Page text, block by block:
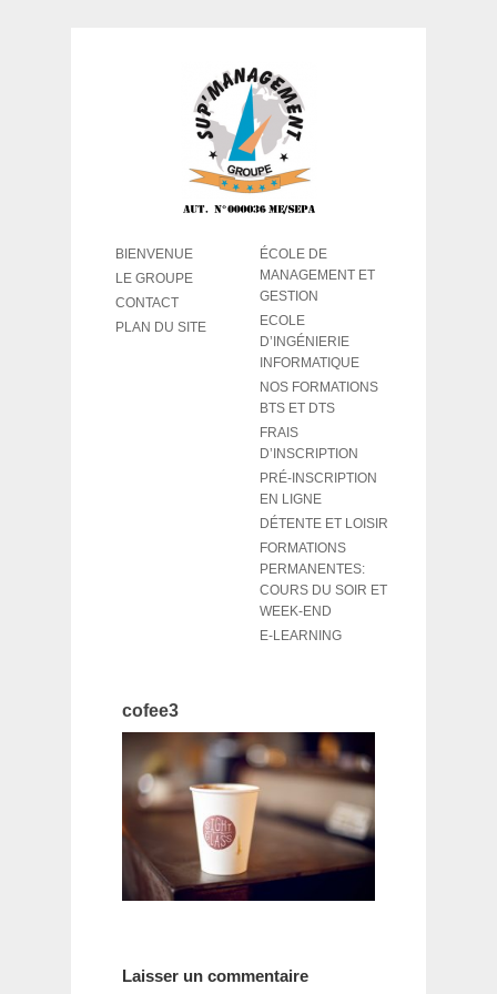
ÉCOLE DE
MANAGEMENT ET
GESTION
ECOLE
D’INGÉNIERIE
INFORMATIQUE
NOS FORMATIONS
BTS ET DTS
FRAIS
D’INSCRIPTION
PRÉ-INSCRIPTION
EN LIGNE
DÉTENTE ET LOISIR
FORMATIONS
PERMANENTES:
COURS DU SOIR ET
WEEK-END
E-LEARNING
BIENVENUE
LE GROUPE
CONTACT
PLAN DU SITE
cofee3
Laisser un commentaire